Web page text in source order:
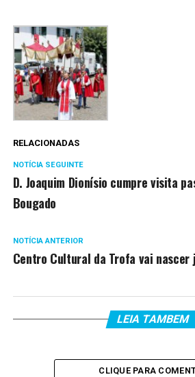
RELACIONADAS
NOTÍCIA SEGUINTE
D. Joaquim Dionísio cumpre visita
Bougado
NOTÍCIA ANTERIOR
Centro Cultural da Trofa vai nascer
LEIA TAMBEM
CLIQUE PARA